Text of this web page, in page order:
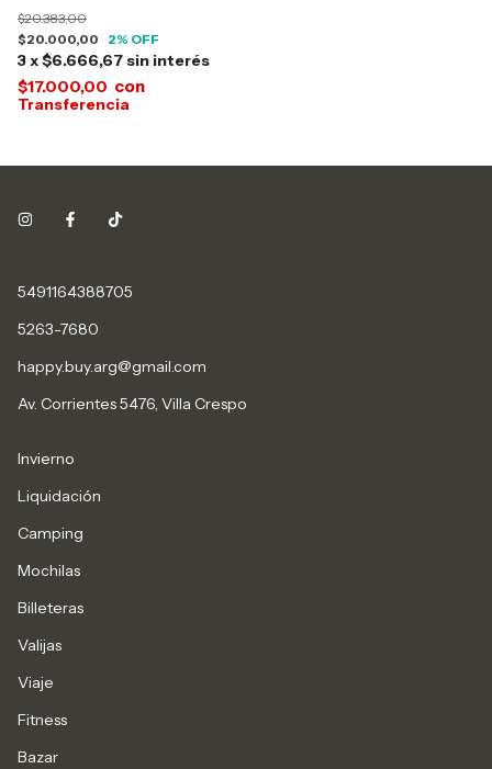
$20.000,00
$20.383,00
2% OFF
3x$6.666,67 sin interés
$17.000,00 con
5491164388705
5263-7680
happy.buy.arg@gmail.com
Av. Corrientes 5476, Villa Crespo
Invierno
Liquidación
Camping
Mochilas
Billeteras
Valijas
Viaje
Fitness
Bazar